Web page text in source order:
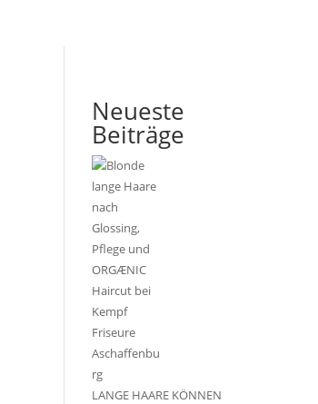
Neueste
Beiträge
LANGE HAARE KÖNNEN